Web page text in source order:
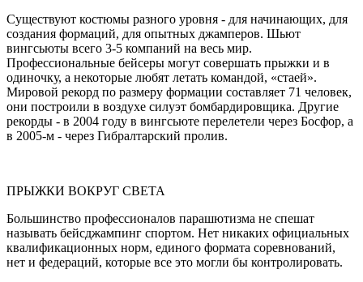
Существуют костюмы разного уровня - для начинающих, для
создания формаций, для опытных джамперов. Шьют
вингсьюты всего 3-5 компаний на весь мир.
Профессиональные бейсеры могут совершать прыжки и в
одиночку, а некоторые любят летать командой, «стаей».
Мировой рекорд по размеру формации составляет 71 человек,
они построили в воздухе силуэт бомбардировщика. Другие
рекорды - в 2004 году в вингсьюте перелетели через Босфор, а
в 2005-м - через Гибралтарский пролив.
ПРЫЖКИ ВОКРУГ СВЕТА
Большинство профессионалов парашютизма не спешат
называть бейсджампинг спортом. Нет никаких официальных
квалификационных норм, единого формата соревнований,
нет и федераций, которые все это могли бы контролировать.